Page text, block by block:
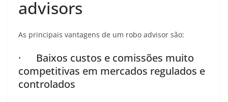
advisors
As principais vantagens de um robo advisor são:
· Baixos custos e comissões muito
competitivas em mercados regulados e
controlados